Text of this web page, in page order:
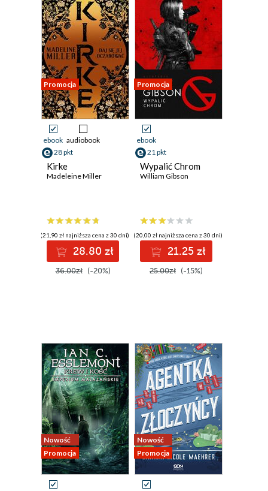
Promocja
ebook audiobook
28 pkt
Kirke
Madeleine Miller
(21,90 zł najniższa cena z 30 dni)
28.80 zł
36.00zł (-20%)
Promocja
ebook
21 pkt
Wypalić Chrom
William Gibson
(20,00 zł najniższa cena z 30 dni)
21.25 zł
25.00zł (-15%)
Nowość
Promocja
Nowość
Promocja